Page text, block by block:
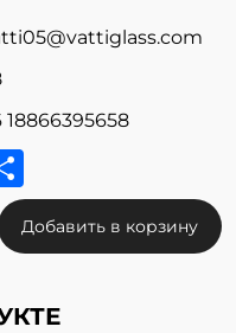
18866395658
Добавить в корзину